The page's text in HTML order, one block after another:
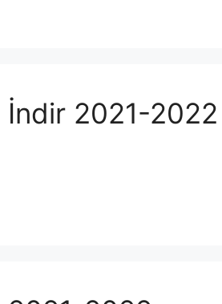
İndir 2021-2022